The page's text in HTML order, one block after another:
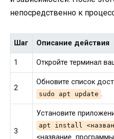
непосредственно к
Шаг Описание действия
1 Откройте терминал
2
Обновите список
sudo apt update .
3
Установите
apt install